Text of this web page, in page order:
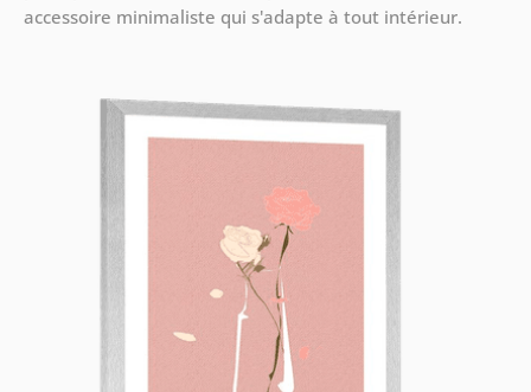
accessoire minimaliste qui s'adapte à tout intérieur.